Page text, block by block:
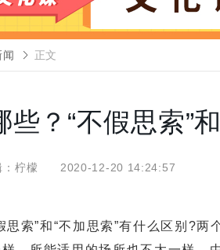
闻 正文
些？“不假思索”
：柠檬 2020-12-20 14:24:57
索”和“不加思索”有什么区别?两